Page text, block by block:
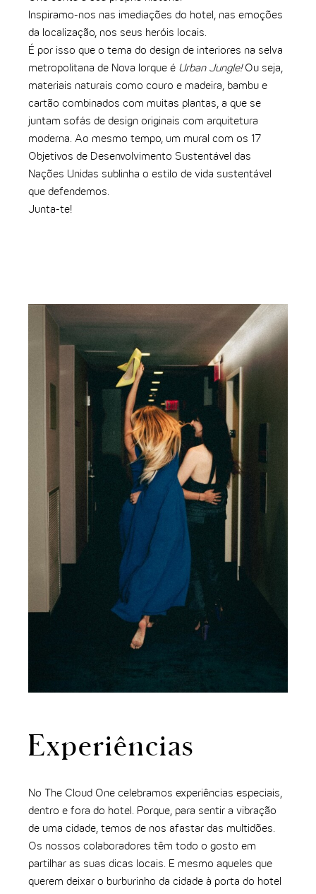
Inspiramo-nos nas imediações do hotel, nas emoções
da localização, nos seus heróis locais.
É por isso que o tema do design de interiores na selva
metropolitana de Nova Iorque é Urban Jungle!Ou seja,
materiais naturais como couro e madeira, bambu e
cartão combinados com muitas plantas, a que se
juntam sofás de design originais com arquitetura
moderna. Ao mesmo tempo, um mural com os 17
Objetivos de Desenvolvimento Sustentável das
Nações Unidas sublinha o estilo de vida sustentável
que defendemos.
Junta-te!
Experiências
No The Cloud One celebramos experiências especiais,
dentro e fora do hotel. Porque, para sentir a vibração
de uma cidade, temos de nos afastar das multidões.
Os nossos colaboradores têm todo o gosto em
partilhar as suas dicas locais. E mesmo aqueles que
querem deixar o burburinho da cidade à porta do hotel